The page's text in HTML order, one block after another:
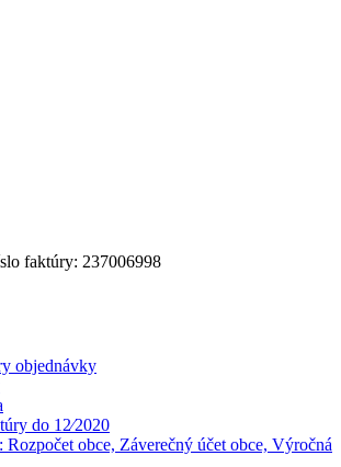
faktúry: 237006998
objednávky
do 12⁄2020
Rozpočet obce, Záverečný účet obce, Výročná